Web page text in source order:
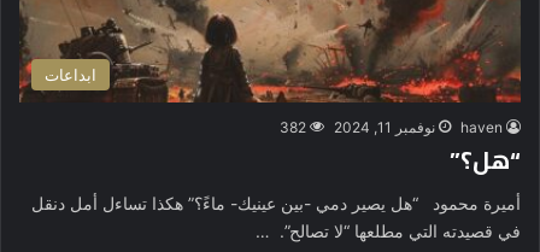
ابداعات
haven نوفمبر 11, 2024 382
“هل؟”
أميرة محمود “هل يصير دمي -بين عينيك- ماءً؟” هكذا تساءل أمل دنقل
في قصيدته التي مطلعها “لا تصالح”. …